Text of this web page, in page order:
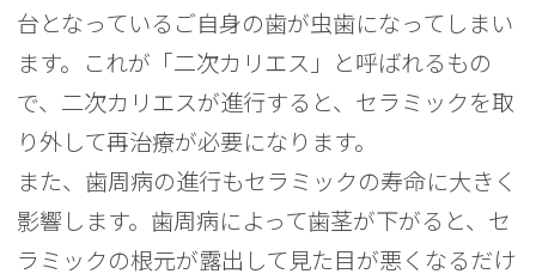
台となっているご自身の歯が虫歯になってしまい
ます。これが「二次カリエス」と呼ばれるもの
で、二次カリエスが進行すると、セラミックを取
り外して再治療が必要になります。
また、歯周病の進行もセラミックの寿命に大きく
影響します。歯周病によって歯茎が下がると、セ
ラミックの根元が露出して見た目が悪くなるだけ